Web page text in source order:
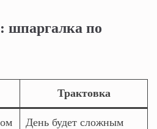
шпаргалка по
Трактовка
День будет сложным